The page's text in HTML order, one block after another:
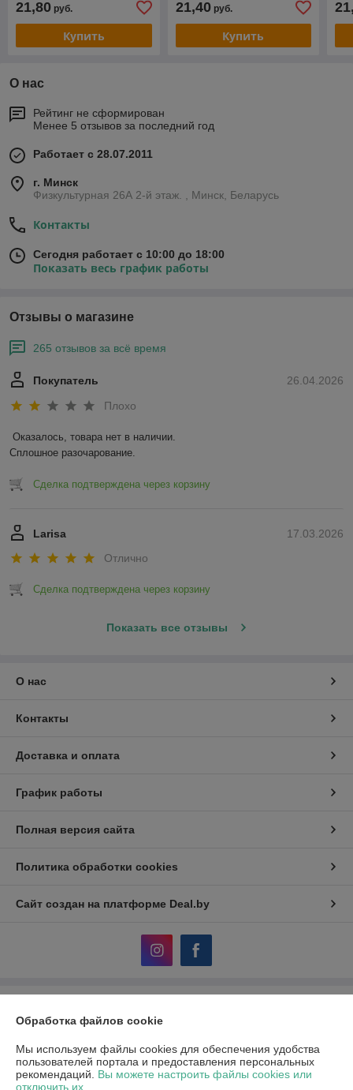
21,80 руб.
Купить
21,40руб.
Купить
О нас
Рейтинг не сформирован
Менее 5 отзывов за последний год
Работает с 28.07.2011
г. Минск
Физкультурная 26А 2-й этаж. , Минск, Беларусь
Контакты
Сегодня работает с 10:00 до 18:00
Показать весь график работы
Отзывы о магазине
265 отзывов за всё время
26.04.2026
Покупатель
Плохо
Оказалось, товара нет в наличии.
Сплошное разочарование.
Сделка подтверждена через корзину
17.03.2026
Larisa
Отлично
Сделка подтверждена через корзину
Показать все отзывы
О нас
Контакты
Доставка и оплата
График работы
Полная версия сайта
Политика обработки cookies
Сайт создан на платформе Deal.by
Физкультурная д. 26А пом. 6., Минск, 220028 Беларусь
Регистрационный номер ЕГР: 191664851
Обработка файлов cookie
Мы используем файлы cookies для обеспечения удобства
пользователей портала и предоставления персональных
рекомендаций. Вы можете настроить файлы cookies или
отключить их.